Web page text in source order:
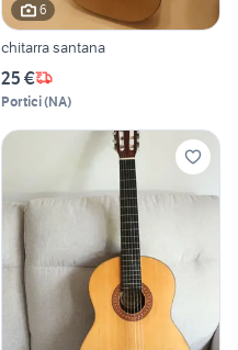
6
chitarra santana
25 €
Portici(NA)